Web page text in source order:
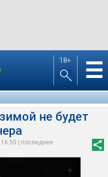
18+ ☰
не будет
16:55 | последнее